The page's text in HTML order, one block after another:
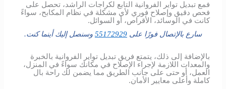
فمع تبديل تواير الفروانية التابع لكراجات الراشد، تحصل على
فحص دقيق وإصلاح فوري لأي مشكلة في نظام المكابح، سواءً
كانت في الوسائد، الأقراص، أو السوائل.
سارع بالإتصال فورًا على 55172929 وسنصل إليك أينما كنت.
بالإضافة إلى ذلك، يتمتع فريق تبديل تواير الفروانية بالخبرة
والمعدات اللازمة لإجراء الإصلاح في مكانك سواءً في المنزل،
العمل، أو حتى على جانب الطريق مما يضمن لك راحة بال
كاملة وأعلى معايير الأمان.